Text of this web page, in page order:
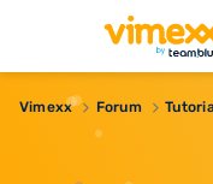
Vimexx Forum